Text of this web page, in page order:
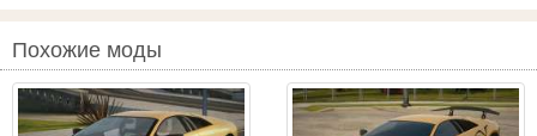
Похожие моды